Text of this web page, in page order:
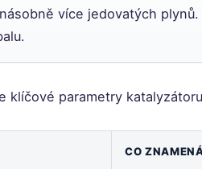
více jedovatých
klíčové parametry
CO